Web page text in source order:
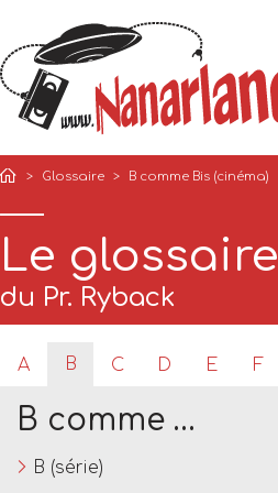
Glossaire B comme Bis (cinéma)
Le glossaire
du Pr. Ryback
A B C D E F
B comme …
B (série)